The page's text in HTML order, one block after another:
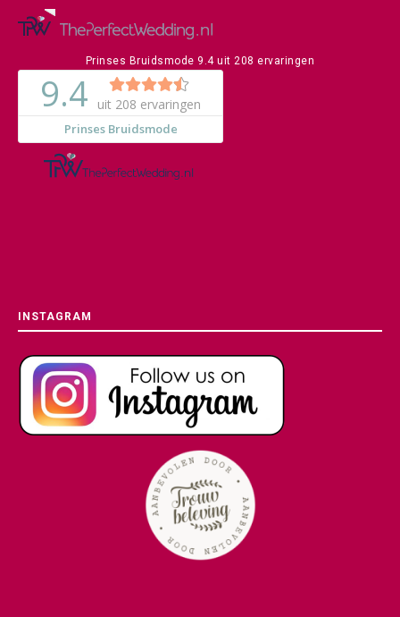
Prinses Bruidsmode 9.4uit 208 ervaringen
INSTAGRAM